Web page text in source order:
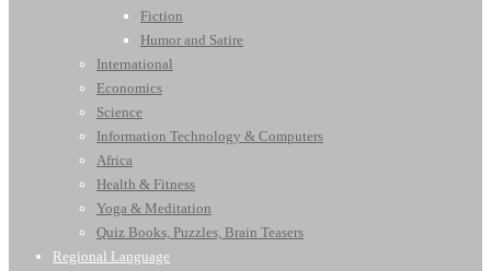
Fiction
Humor and Satire
International
Economics
Science
Information Technology & Computers
Africa
Health & Fitness
Yoga & Meditation
Quiz Books, Puzzles, Brain Teasers
Regional Language